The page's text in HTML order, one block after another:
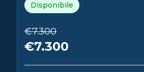
Disponibile
€7.300
€7.300